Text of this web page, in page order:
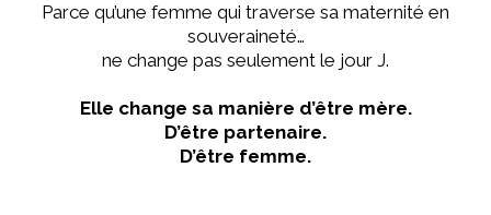
Parce qu’une femme qui traverse sa maternité en
souveraineté…
ne change pas seulement le jour J.
Elle change sa manière d’être mère.
D’être partenaire.
D’être femme.